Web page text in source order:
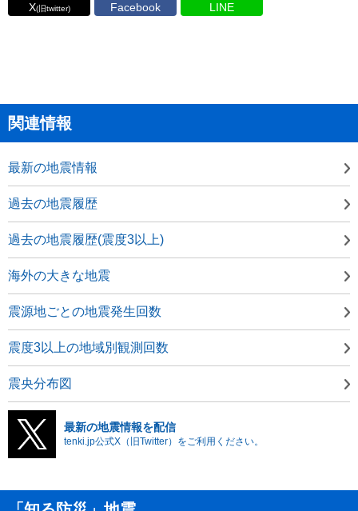
X(旧twitter) Facebook LINE
関連情報
最新の地震情報
過去の地震履歴
過去の地震履歴(震度3以上)
海外の大きな地震
震源地ごとの地震発生回数
震度3以上の地域別観測回数
震央分布図
最新の地震情報を配信
tenki.jp公式X（旧Twitter）をご利用ください。